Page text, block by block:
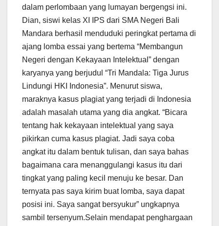
dalam perlombaan yang lumayan bergengsi ini.
Dian, siswi kelas XI IPS dari SMA Negeri Bali
Mandara berhasil menduduki peringkat pertama di
ajang lomba essai yang bertema “Membangun
Negeri dengan Kekayaan Intelektual” dengan
karyanya yang berjudul “Tri Mandala: Tiga Jurus
Lindungi HKI Indonesia”. Menurut siswa,
maraknya kasus plagiat yang terjadi di Indonesia
adalah masalah utama yang dia angkat. “Bicara
tentang hak kekayaan intelektual yang saya
pikirkan cuma kasus plagiat. Jadi saya coba
angkat itu dalam bentuk tulisan, dan saya bahas
bagaimana cara menanggulangi kasus itu dari
tingkat yang paling kecil menuju ke besar. Dan
ternyata pas saya kirim buat lomba, saya dapat
posisi ini. Saya sangat bersyukur” ungkapnya
sambil tersenyum.Selain mendapat penghargaan